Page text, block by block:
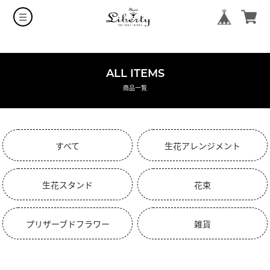
ALL ITEMS
商品一覧
すべて 生花アレンジメント
生花スタンド 花束
プリザーブドフラワー 雑貨